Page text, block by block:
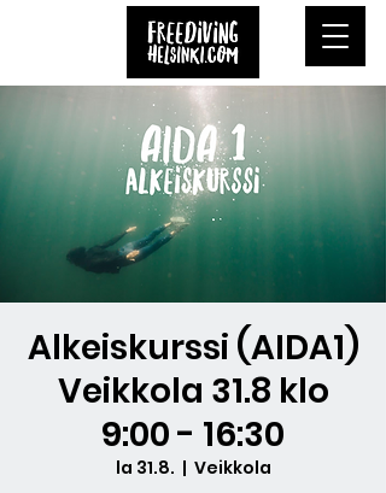
Alkeiskurssi (AIDA1)
Veikkola 31.8 klo
9:00 - 16:30
la 31.8.
  |
Veikkola